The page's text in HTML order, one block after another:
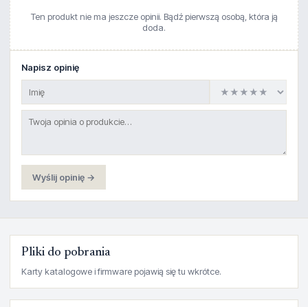
Ten produkt nie ma jeszcze opinii. Bądź pierwszą osobą, która ją
doda.
Napisz opinię
Wyślij opinię →
Pliki do pobrania
Karty katalogowe i firmware pojawią się tu wkrótce.